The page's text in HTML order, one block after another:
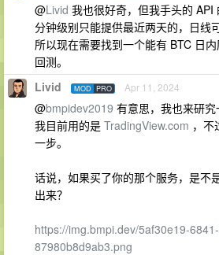
@Livid 我也很好奇，但我手头的
分钟级别只能提供最近两天的，日线
所以现在需要找到一个能有 BTC 日
回测。
Livid MOD PRO Apr 11, 2024
@bmpidev2019 有意思，我也来研究
我目前用的是 TradingView.com ，不
一步。
话说，如果买了你的那个服务，是不
出来？
https://img.bmpi.dev/5af30e19-
87980b8d9ab3.png